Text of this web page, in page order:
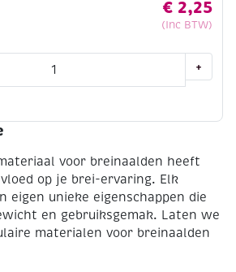
€ 2,25
(Inc BTW)
+
voor breinaalden heeft
op je brei-ervaring. Elk
eigen unieke eigenschappen die
en gebruiksgemak. Laten we
materialen voor breinaalden